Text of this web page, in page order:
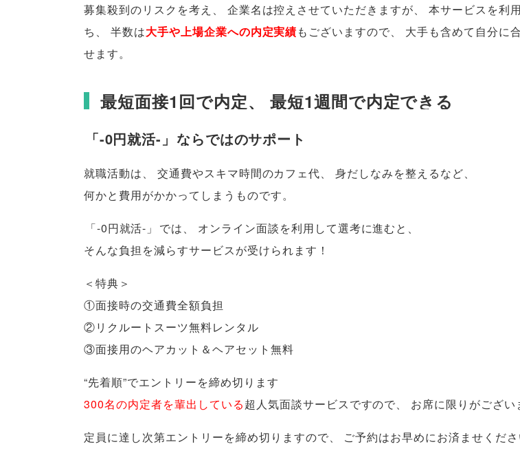
募集殺到のリスクを考え 、 企業名は控えさせていただきますが、
本サービスを利
ち 、 半数は大手や上場企業への内定実績もございますので、
大手も含めて自分に
せます。
最短面接1回で内定、 最短1週間で内定できる
「-0円就活- 」 ならではのサポート
就職活動は、 交通費やスキマ時間のカフェ代、 身だしなみを整えるなど、
何かと費用がかかってしまうものです。
「-0円就活- 」 では、 オンライン面談を利用して選考に進むと 、
そんな負担を減らすサービスが受けられます！
＜特典＞
①面接時の交通費全額負担
②リクルートスーツ無料レンタル
③面接用のヘアカット＆ヘアセット無料
“先着順”でエントリーを締め切ります
300名の内定者を輩出している超人気面談サービスですので、 お席に限りがござい
定員に達し次第エントリーを締め切りますので、 ご予約はお早めにお済ませくだ